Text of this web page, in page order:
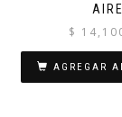
AIRE
$
AGREGAR